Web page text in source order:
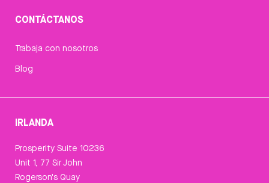
CONTÁCTANOS
Trabaja con nosotros
Blog
IRLANDA
Prosperity Suite 10236
Unit 1, 77 Sir John
Rogerson's Quay